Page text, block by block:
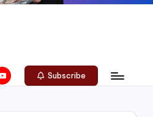
Subscribe